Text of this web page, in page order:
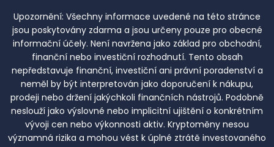
Upozornění: Všechny informace uvedené na této stránce
jsou poskytovány zdarma a jsou určeny pouze pro obecné
informační účely. Není navržena jako základ pro obchodní,
finanční nebo investiční rozhodnutí. Tento obsah
nepředstavuje finanční, investiční ani právní poradenství a
neměl by být interpretován jako doporučení k nákupu,
prodeji nebo držení jakýchkoli finančních nástrojů. Podobně
neslouží jako výslovné nebo implicitní ujištění o konkrétním
vývoji cen nebo výkonnosti aktiv. Kryptoměny nesou
významná rizika a mohou vést k úplné ztrátě investovaného